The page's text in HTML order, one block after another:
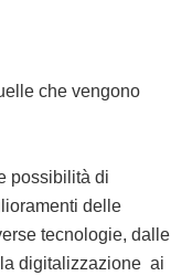
che vengono
possibilità di
delle
tecnologie, dalle
digitalizzazione ai